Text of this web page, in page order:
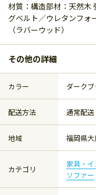
材質：構造部材：天然木
グベルト／ウレタンフォ
（ラバーウッド）
その他の詳細
カラー ダーク
配送方法 通常配送
地域 福岡県大
カテゴリ
家具・
ソファー